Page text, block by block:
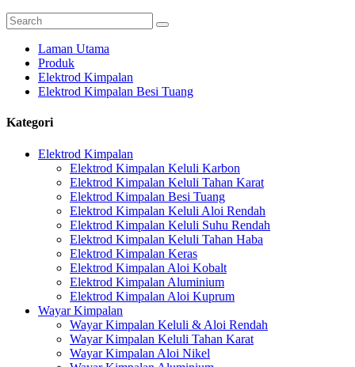
Laman Utama
Produk
Elektrod Kimpalan
Elektrod Kimpalan Besi Tuang
Kategori
Elektrod Kimpalan
Elektrod Kimpalan Keluli Karbon
Elektrod Kimpalan Keluli Tahan Karat
Elektrod Kimpalan Besi Tuang
Elektrod Kimpalan Keluli Aloi Rendah
Elektrod Kimpalan Keluli Suhu Rendah
Elektrod Kimpalan Keluli Tahan Haba
Elektrod Kimpalan Keras
Elektrod Kimpalan Aloi Kobalt
Elektrod Kimpalan Aluminium
Elektrod Kimpalan Aloi Kuprum
Wayar Kimpalan
Wayar Kimpalan Keluli & Aloi Rendah
Wayar Kimpalan Keluli Tahan Karat
Wayar Kimpalan Aloi Nikel